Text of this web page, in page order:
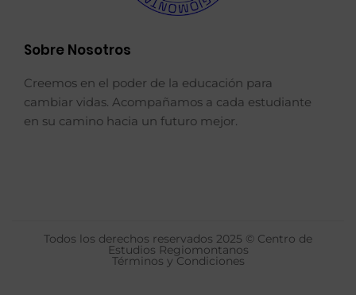
Sobre Nosotros
Creemos en el poder de la educación para
cambiar vidas. Acompañamos a cada estudiante
en su camino hacia un futuro mejor.
Todos los derechos reservados 2025 © Centro de
Estudios Regiomontanos
Términos y Condiciones